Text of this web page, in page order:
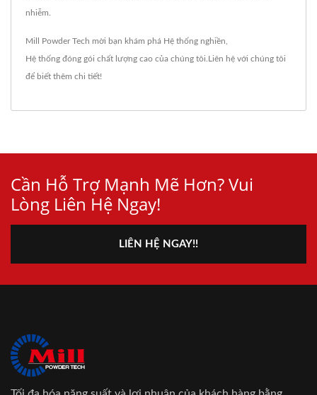
nhiễm.
Mill Powder Tech mời bạn khám phá Hệ thống nghiền
Hệ thống đóng gói chất lượng cao của chúng tôi. Liên hệ với chúng tôi
để biết thêm chi tiết!
Cần Hỗ Trợ Mạnh Mẽ Hơn? Vui
Lòng Liên Hệ Ngay!
LIÊN HỆ NGAY!!